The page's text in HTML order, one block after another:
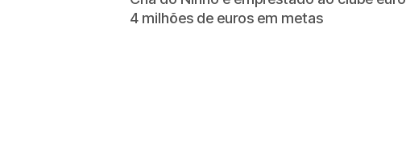
4 milhões de euros em metas